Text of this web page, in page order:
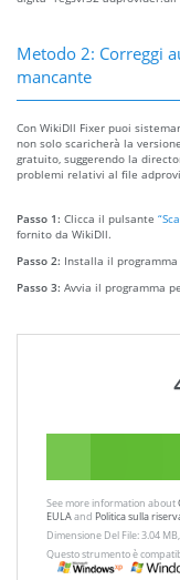
Metodo 2: Correggi
mancante
Con WikiDll Fixer puoi
non solo scaricherà la
gratuito, suggerendo la
problemi relativi al file
Passo 1: Clicca il pulsante
fornito da WikiDll.
Passo 2: Installa il
Passo 3: Avvia il programma
See more information about
EULAand Politica sulla
Dimensione Del File: 3.04
Questo strumento è